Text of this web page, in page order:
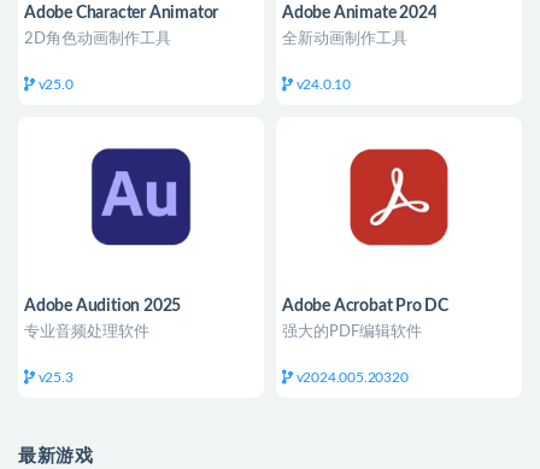
Adobe Character Animator
2025
2D角色动画制作工具
v25.0
Adobe Animate 2024
全新动画制作工具
v24.0.10
Adobe Audition 2025
专业音频处理软件
v25.3
Adobe Acrobat Pro DC
强大的PDF编辑软件
v2024.005.20320
最新游戏